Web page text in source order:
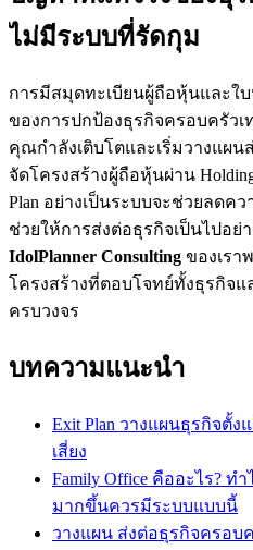
ไม่มีระบบที่รัดกุม
การมีสมุดทะเบียนผู้ถือหุ้นและใ
ของการปกป้องธุรกิจครอบครัว
คุณกำลังเติบโตและเริ่มวางแผน
จัดโครงสร้างผู้ถือหุ้นผ่าน
Plan อย่างเป็นระบบจะช่วยลดค
ช่วยให้การส่งต่อธุรกิจเป็นไปอย่
IdolPlanner Consulting ของเร
โครงสร้างที่ตอบโจทย์ทั้งธุรกิจ
ครบวงจร
บทความแนะนำ
Exit Plan วางแผนธุรกิจตั้
เสี่ยง
Family Office คืออะไร?
มากขึ้นควรมีระบบแบบนี้
วางแผน ส่งต่อธุรกิจครอบ